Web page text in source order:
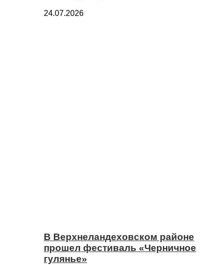
24.07.2026
В Верхнеландеховском районе
прошел фестиваль «Черничное
гулянье»